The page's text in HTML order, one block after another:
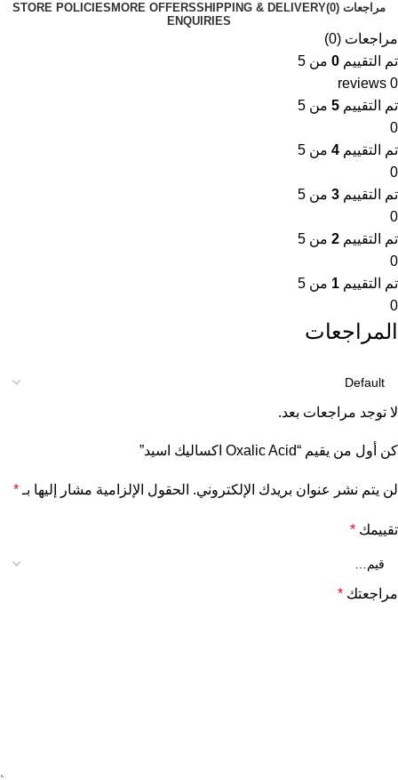
مراجعات (0) SHIPPING & DELIVERY
MORE OFFERS
STORE POLICIES
ENQUIRIES
مراجعات (0)
تم التقييم 0 من 5
0 reviews
تم التقييم 5 من 5
0
تم التقييم 4 من 5
0
تم التقييم 3 من 5
0
تم التقييم 2 من 5
0
تم التقييم 1 من 5
0
المراجعات
لا توجد مراجعات بعد.
كن أول من يقيم “Oxalic Acid اكساليك اسيد”
لن يتم نشر عنوان بريدك الإلكتروني. الحقول الإلزامية مشار إليها بـ *
تقييمك *
مراجعتك *